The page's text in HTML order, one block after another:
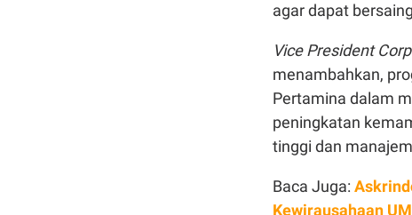
agar dapat
Vice President
menambahkan,
Pertamina dalam
peningkatan
tinggi dan
Baca Juga:
Kewirausahaan